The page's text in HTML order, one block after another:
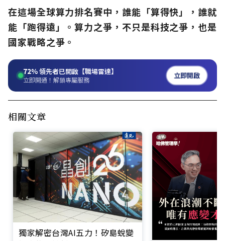
在這場全球算力排名賽中，誰能「算得快」，誰就
能「跑得遠」。算力之爭，不只是科技之爭，也是
國家戰略之爭。
72%領先者已開啟【職場雷達】
立即開通！解鎖專屬服務 立即開啟
相關文章
獨家解密台灣AI五力！矽島蛻變